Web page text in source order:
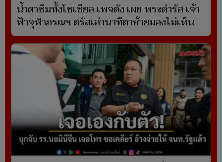
น้ำตาซึมทั้งโซเชียล เพจดัง เผย พระดำรัส เจ้า
ฟ้าจุฬาภรณฯ ตรัสเล่านาทีตาซ้ายมองไม่เห็น